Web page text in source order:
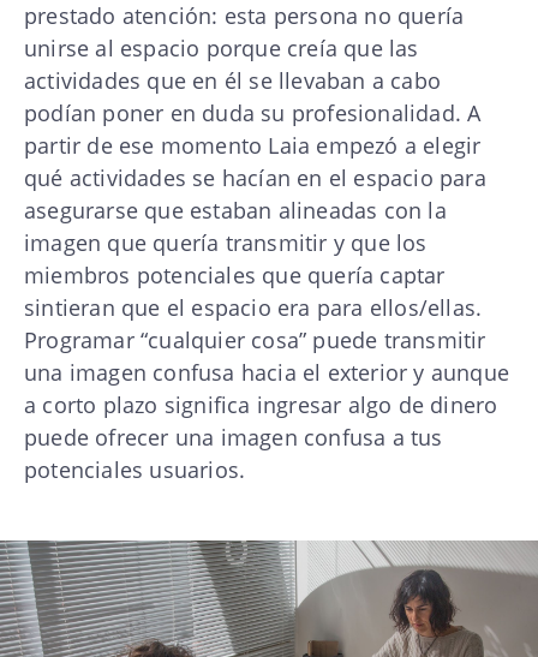
prestado atención: esta persona no quería
unirse al espacio porque creía que las
actividades que en él se llevaban a cabo
podían poner en duda su profesionalidad. A
partir de ese momento Laia empezó a elegir
qué actividades se hacían en el espacio para
asegurarse que estaban alineadas con la
imagen que quería transmitir y que los
miembros potenciales que quería captar
sintieran que el espacio era para ellos/ellas.
Programar “cualquier cosa” puede transmitir
una imagen confusa hacia el exterior y aunque
a corto plazo significa ingresar algo de dinero
puede ofrecer una imagen confusa a tus
potenciales usuarios.